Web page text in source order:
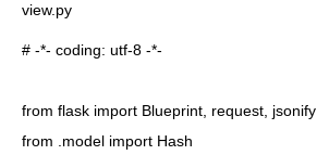
view.py
# -*- coding: utf-8 -*-
from flask import Blueprint, request, jsonify
from .model import Hash